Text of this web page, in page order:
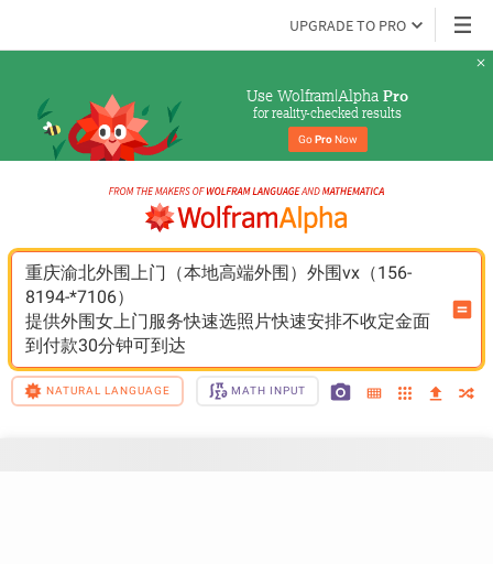
UPGRADE TO PRO
Use Wolfram|Alpha Pro
for reality-checked results
Go Pro Now
重庆渝北外围上门（本地高端外围）外围vx（156-
8194-*7106）
提供外围女上门服务快速选照片快速安排不收定金面
到付款30分钟可到达
NATURAL LANGUAGE MATH INPUT